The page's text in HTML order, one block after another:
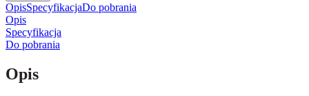
OpisSpecyfikacjaDo pobrania
Opis
Specyfikacja
Do pobrania
Opis